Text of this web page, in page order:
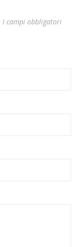
I campi obbligatori